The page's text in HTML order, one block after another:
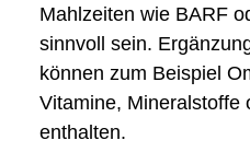
Mahlzeiten wie BARF
sinnvoll sein.
können zum Beispiel
Vitamine, Mineralstoffe
enthalten.